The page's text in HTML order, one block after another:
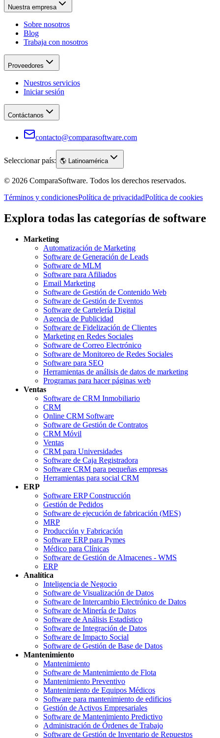
Nuestra empresa
Sobre nosotros
Blog
Trabaja con nosotros
Proveedores
Nuestros servicios
Iniciar sesión
Contáctanos
contacto@comparasoftware.com
Seleccionar país: 🌎 Latinoamérica
© 2026 ComparaSoftware. Todos los derechos reservados.
Términos y condicionesPolítica de privacidadPolítica de cookies
Explora todas las categorías de software
Marketing
Automatización de Marketing
Software de Generación de Leads
Software de MLM
Software para Afiliados
Email Marketing
Software de Gestión de Contenido Web
Software de Gestión de Eventos
Software de Cartelería Digital
Agencia de Publicidad
Software de Fidelización de Clientes
Marketing en Redes Sociales
Software de Correo Electrónico
Software de Monitoreo de Redes Sociales
Software para SEO
Herramientas de análisis de datos de marketing
Programas para hacer páginas web
Ventas
Software de CRM Inmobiliario
CRM
Online CRM Software
Software de Gestión de Contratos
CRM Móvil
Ventas
CRM para Universidades
Software de Caja Registradora
Software CRM para pequeñas empresas
Herramientas para social CRM
ERP
Software ERP Construcción
Gestión de Pedidos
Software de ejecución de fabricación (MES)
MRP
Producción y Fabricación
Software ERP para Pymes
Médico para Clínicas
Software de Gestión de Almacenes - WMS
ERP
Analítica
Inteligencia de Negocio
Software de Visualización de Datos
Software de Intercambio Electrónico de Datos
Software de Minería de Datos
Software de Análisis Estadístico
Software de Integración de Datos
Software de Impacto Social
Software de Gestión de Base de Datos
Mantenimiento
Mantenimiento
Software de Mantenimiento de Flota
Mantenimiento Preventivo
Mantenimiento de Equipos Médicos
Software para mantenimiento de edificios
Gestión de Activos Empresariales
Software de Mantenimiento Predictivo
Administración de Órdenes de Trabajo
Software de Gestión de Inventario de Repuestos